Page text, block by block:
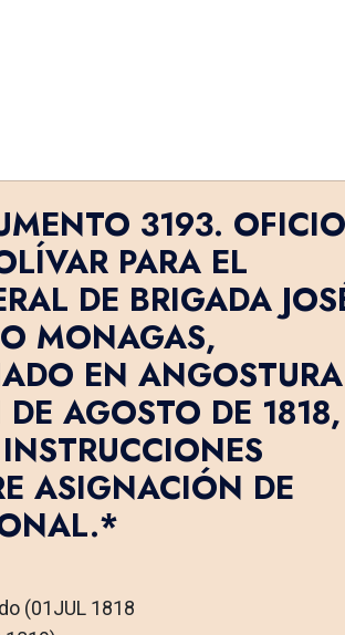
3193. OFICIO
PARA EL
DE BRIGADA
MONAGAS,
EN ANGOSTURA
DE AGOSTO DE 1818,
ASIGNACIÓN DE
(01JUL 1818